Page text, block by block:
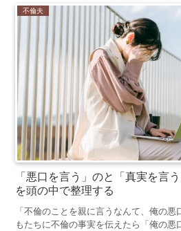
不倫夫
「悪口を言う」のと「真実を言
を頭の中で整理する
「不倫のことを親に言うなんて、俺の
もたちに不倫の事実を伝えたら「俺の悪